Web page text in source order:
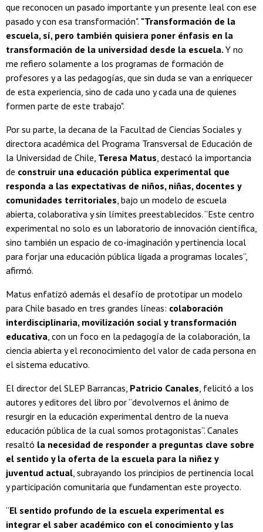
que reconocen un pasado importante y un presente leal con ese
pasado y con esa transformación". "Transformación de la
escuela, sí, pero también quisiera poner énfasis en la
transformación de la universidad desde la escuela. Y no
me refiero solamente a los programas de formación de
profesores y a las pedagogías, que sin duda se van a enriquecer
de esta experiencia, sino de cada uno y cada una de quienes
formen parte de este trabajo".
Por su parte, la decana de la Facultad de Ciencias Sociales y
directora académica del Programa Transversal de Educación de
la Universidad de Chile, Teresa Matus, destacó la importancia
de construir una educación pública experimental que
responda a las expectativas de niños, niñas, docentes y
comunidades territoriales, bajo un modelo de escuela
abierta, colaborativa y sin límites preestablecidos. “Este centro
experimental no solo es un laboratorio de innovación científica,
sino también un espacio de co-imaginación y pertinencia local
para forjar una educación pública ligada a programas locales”,
afirmó.
Matus enfatizó además el desafío de prototipar un modelo
para Chile basado en tres grandes líneas: colaboración
interdisciplinaria, movilización social y transformación
educativa, con un foco en la pedagogía de la colaboración, la
ciencia abierta y el reconocimiento del valor de cada persona en
el sistema educativo.
El director del SLEP Barrancas, Patricio Canales, felicitó a los
autores y editores del libro por “devolvernos el ánimo de
resurgir en la educación experimental dentro de la nueva
educación pública de la cual somos protagonistas”. Canales
resaltó la necesidad de responder a preguntas clave sobre
el sentido y la oferta de la escuela para la niñez y
juventud actual, subrayando los principios de pertinencia local
y participación comunitaria que fundamentan este proyecto.
“El sentido profundo de la escuela experimental es
integrar el saber académico con el conocimiento y las